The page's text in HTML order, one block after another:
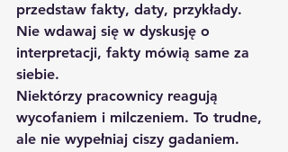
przedstaw fakty, daty, przykłady.
Nie wdawaj się w dyskusję o
interpretacji, fakty mówią same za
siebie.
Niektórzy pracownicy reagują
wycofaniem i milczeniem. To trudne,
ale nie wypełniaj ciszy gadaniem.